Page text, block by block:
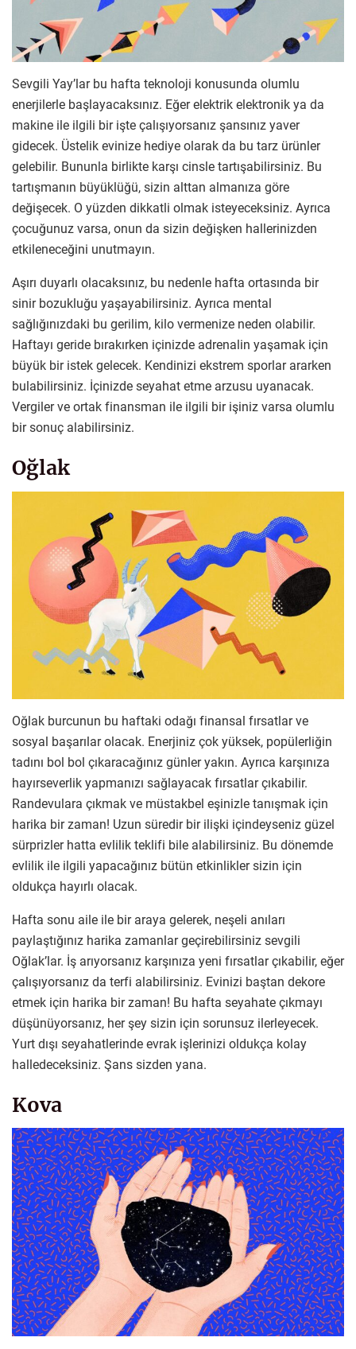
Sevgili Yay’lar bu hafta teknoloji konusunda olumlu
enerjilerle başlayacaksınız. Eğer elektrik elektronik ya da
makine ile ilgili bir işte çalışıyorsanız şansınız yaver
gidecek. Üstelik evinize hediye olarak da bu tarz ürünler
gelebilir. Bununla birlikte karşı cinsle tartışabilirsiniz. Bu
tartışmanın büyüklüğü, sizin alttan almanıza göre
değişecek. O yüzden dikkatli olmak isteyeceksiniz. Ayrıca
çocuğunuz varsa, onun da sizin değişken hallerinizden
etkileneceğini unutmayın.
Aşırı duyarlı olacaksınız, bu nedenle hafta ortasında bir
sinir bozukluğu yaşayabilirsiniz. Ayrıca mental
sağlığınızdaki bu gerilim, kilo vermenize neden olabilir.
Haftayı geride bırakırken içinizde adrenalin yaşamak için
büyük bir istek gelecek. Kendinizi ekstrem sporlar ararken
bulabilirsiniz. İçinizde seyahat etme arzusu uyanacak.
Vergiler ve ortak finansman ile ilgili bir işiniz varsa olumlu
bir sonuç alabilirsiniz.
Oğlak
Oğlak burcunun bu haftaki odağı finansal fırsatlar ve
sosyal başarılar olacak. Enerjiniz çok yüksek, popülerliğin
tadını bol bol çıkaracağınız günler yakın. Ayrıca karşınıza
hayırseverlik yapmanızı sağlayacak fırsatlar çıkabilir.
Randevulara çıkmak ve müstakbel eşinizle tanışmak için
harika bir zaman! Uzun süredir bir ilişki içindeyseniz güzel
sürprizler hatta evlilik teklifi bile alabilirsiniz. Bu dönemde
evlilik ile ilgili yapacağınız bütün etkinlikler sizin için
oldukça hayırlı olacak.
Hafta sonu aile ile bir araya gelerek, neşeli anıları
paylaştığınız harika zamanlar geçirebilirsiniz sevgili
Oğlak’lar. İş arıyorsanız karşınıza yeni fırsatlar çıkabilir, eğer
çalışıyorsanız da terfi alabilirsiniz. Evinizi baştan dekore
etmek için harika bir zaman! Bu hafta seyahate çıkmayı
düşünüyorsanız, her şey sizin için sorunsuz ilerleyecek.
Yurt dışı seyahatlerinde evrak işlerinizi oldukça kolay
halledeceksiniz. Şans sizden yana.
Kova